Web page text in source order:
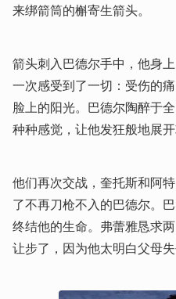
来绑箭筒的槲寄生箭头。
箭头刺入巴德尔手中，他身
一次感受到了一切：受伤的
脸上的阳光。巴德尔陶醉于
种种感觉，让他发狂般地展开
他们再次交战，奎托斯和阿
了不再刀枪不入的巴德尔。
终结他的生命。弗蕾雅恳求
让步了，因为他太明白父母失